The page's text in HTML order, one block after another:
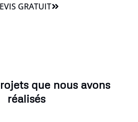
GRATUIT
que nous avons
réalisés